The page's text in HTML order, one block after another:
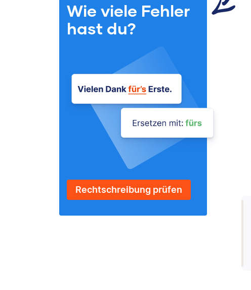
Wie viele Fehler
hast du?
Rechtschreibung prüfen